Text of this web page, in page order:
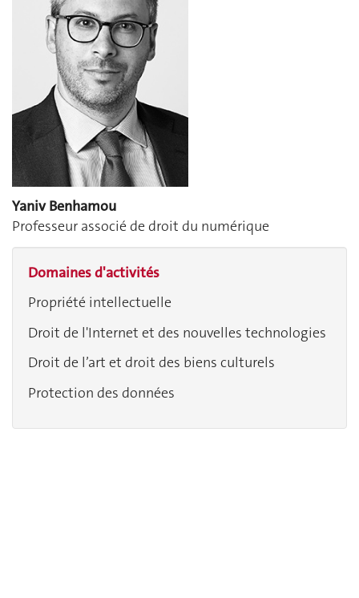
Yaniv Benhamou
Professeur associé de droit du numérique
Domaines d'activités
Propriété intellectuelle
Droit de l'Internet et des nouvelles technologies
Droit de l’art et droit des biens culturels
Protection des données